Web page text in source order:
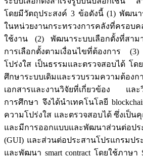
โดยมีวัตถุประสงค์ 3 ข้อดังนี้ (1) พัฒนา
ในหน่วยงานกระทรวงการคลังที่ครอบ
ใช้งาน (2) พัฒนาระบบเลือกตั้งที่สาม
การเลือกตั้งตามเงื่อนไขที่ต้องการ
โปร่งใส เป็นธรรมและตรวจสอบได้ โด
ศึกษาระบบเดิมและรวบรวมความต้อง
เอกสารและงานวิจัยที่เกี่ยวข้อง และ
การศึกษา จึงได้นำเทคโนโลยี
ความโปร่งใส และตรวจสอบได้ ซึ่งเป็น
และมีการออกแบบและพัฒนาส่วนต่อปร
(GUI) และส่วนต่อประสานโปรแกรมปร
และพัฒนา smart contract โดยใช้ภาษา